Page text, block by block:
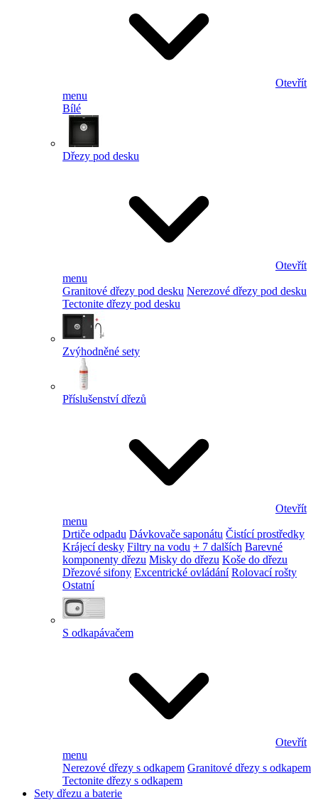
Otevřít
menu
Bílé
Dřezy pod desku
Otevřít
menu
Granitové dřezy pod desku Nerezové dřezy pod desku
Tectonite dřezy pod desku
Zvýhodněné sety
Příslušenství dřezů
Otevřít
menu
Drtiče odpadu Dávkovače saponátu Čistící prostředky
Krájecí desky Filtry na vodu + 7 dalších Barevné
komponenty dřezu Misky do dřezu Koše do dřezu
Dřezové sifony Excentrické ovládání Rolovací rošty
Ostatní
S odkapávačem
Otevřít
menu
Nerezové dřezy s odkapem Granitové dřezy s odkapem
Tectonite dřezy s odkapem
Sety dřezu a baterie